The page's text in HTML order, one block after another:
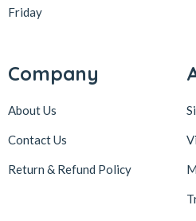
Friday
Company
About Us
Contact Us
Return & Refund Policy